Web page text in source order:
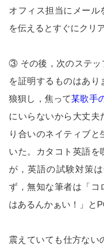
オフィス担当にメール
を伝えるとすぐにクリ
③ その後，次のステッ
を証明するものはあり
狼狽し，焦って某歌手
にいらないから大丈夫
り合いのネイティブ
いた。カタコト英語を
が，英語の試験対策
ず，無知な筆者は「コ
はあるんかぁい！」と
震えていても仕方ない